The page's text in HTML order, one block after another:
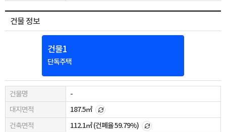
건물 정보
건물1
단독주택
건물명
-
대지면적
187.5㎡
건축면적
112.1㎡(건폐율 59.79%)